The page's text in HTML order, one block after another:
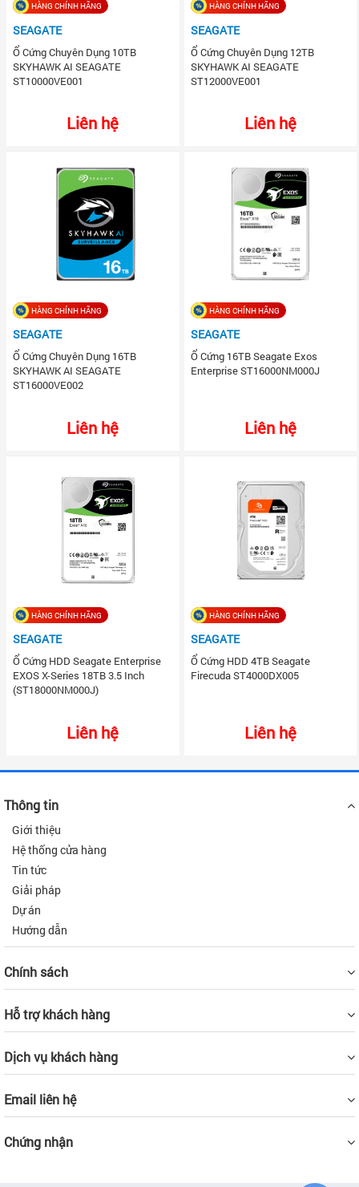
HÀNG CHÍNH HÃNG
SEAGATE
Ổ Cứng Chuyên Dụng 10TB
SKYHAWK AI SEAGATE
ST10000VE001
Liên hệ
HÀNG CHÍNH HÃNG
SEAGATE
Ổ Cứng Chuyên Dụng 12TB
SKYHAWK AI SEAGATE
ST12000VE001
Liên hệ
HÀNG CHÍNH HÃNG
SEAGATE
Ổ Cứng Chuyên Dụng 16TB
SKYHAWK AI SEAGATE
ST16000VE002
Liên hệ
HÀNG CHÍNH HÃNG
SEAGATE
Ổ Cứng 16TB Seagate Exos
Enterprise ST16000NM000J
Liên hệ
HÀNG CHÍNH HÃNG
SEAGATE
Ổ Cứng HDD Seagate Enterprise
EXOS X-Series 18TB 3.5 Inch
(ST18000NM000J)
Liên hệ
HÀNG CHÍNH HÃNG
SEAGATE
Ổ Cứng HDD 4TB Seagate
Firecuda ST4000DX005
Liên hệ
Thông tin
Giới thiệu
Hệ thống cửa hàng
Tin tức
Giải pháp
Dự án
Hướng dẫn
Chính sách
Hỗ trợ khách hàng
Dịch vụ khách hàng
Email liên hệ
Chứng nhận